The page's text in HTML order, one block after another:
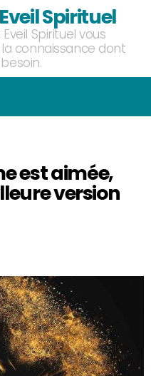
Spirituel
Spirituel vous
connaissance dont
est aimée,
version